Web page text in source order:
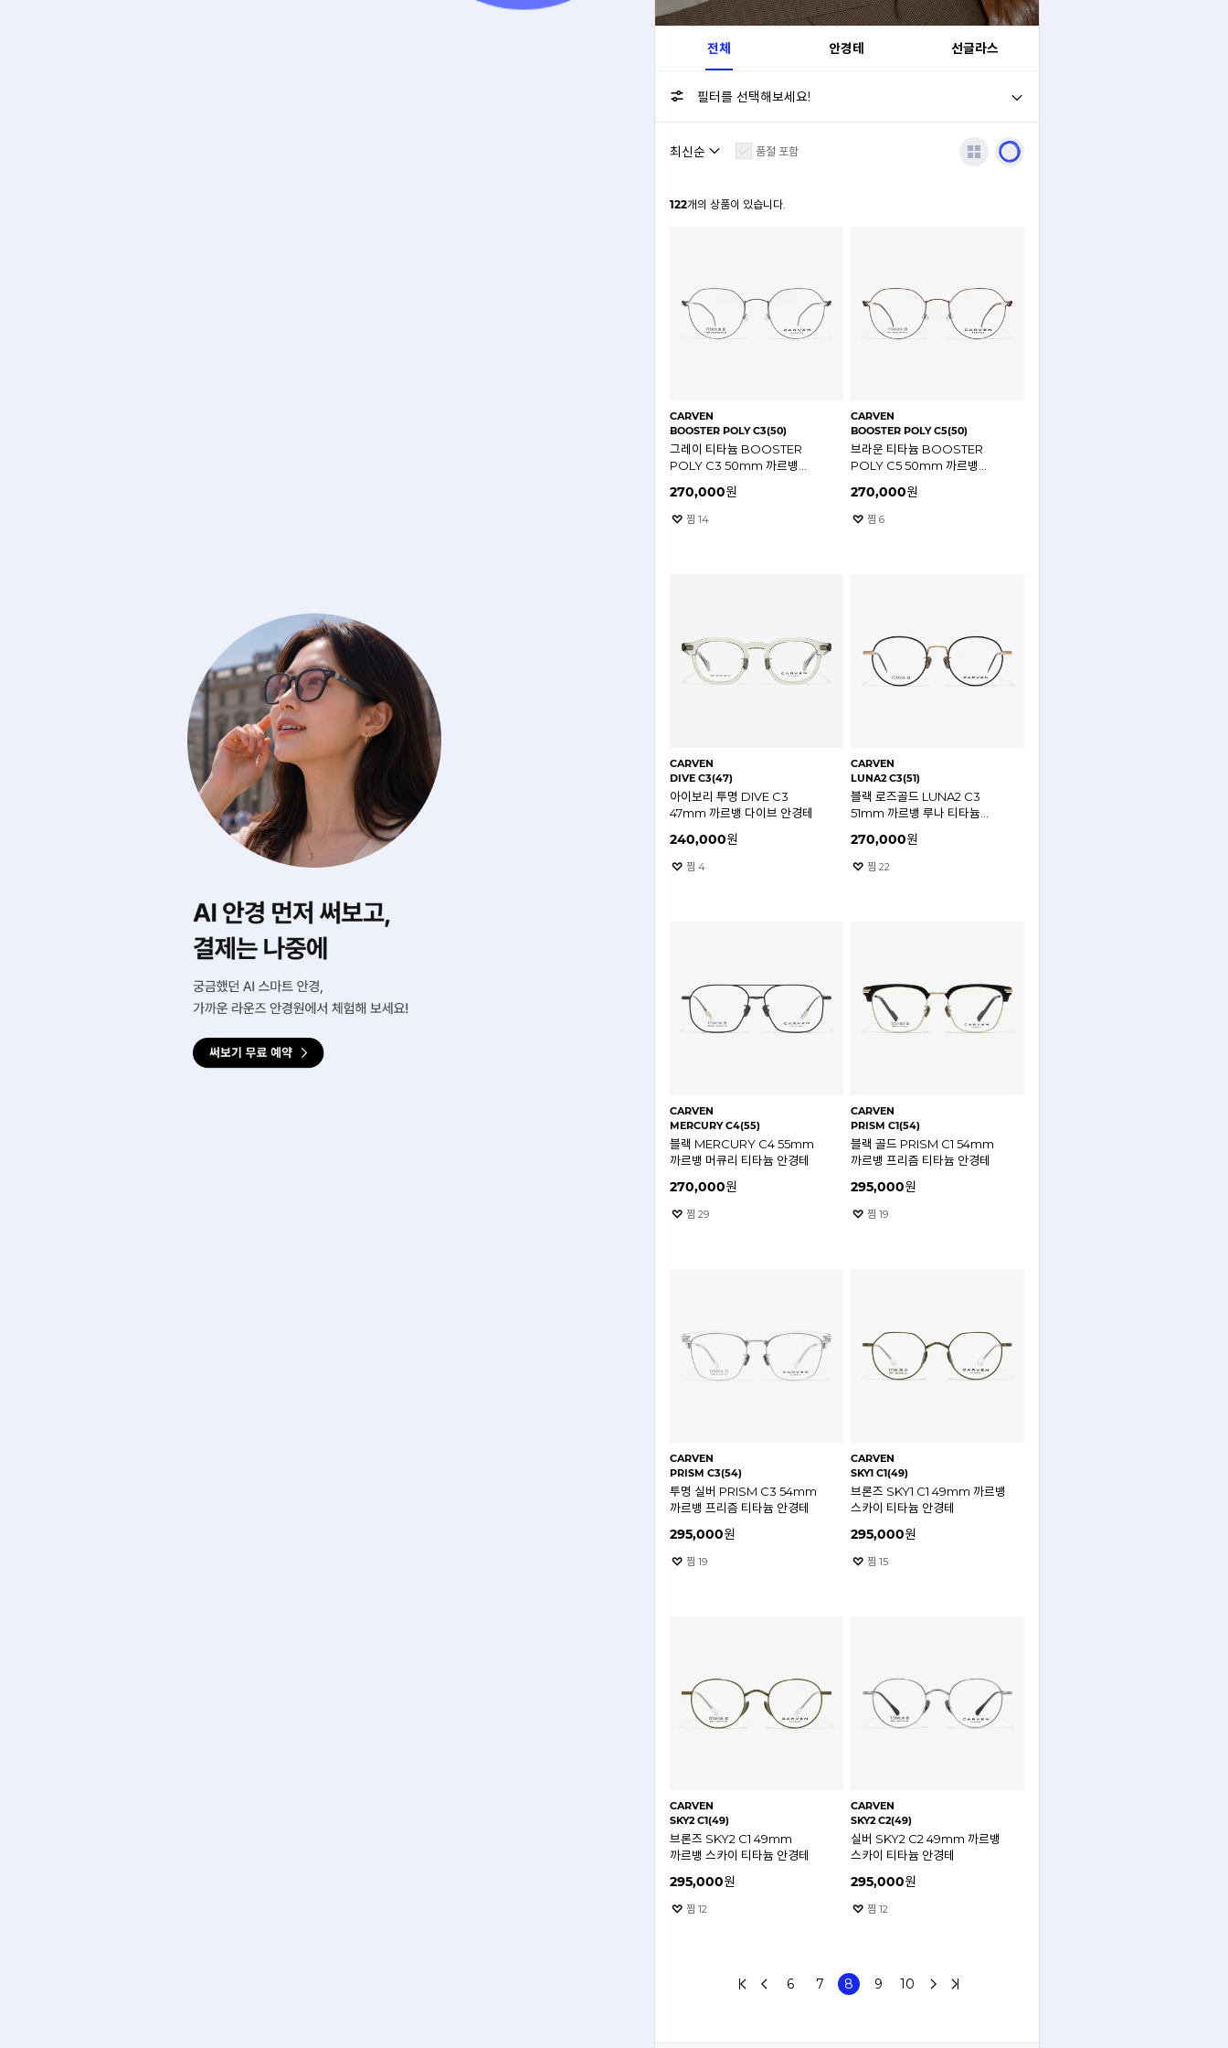
전체 안경테 선글라스
필터를 선택해보세요!
품절 포함
122개의 상품이 있습니다.
CARVEN
BOOSTER POLY C3(50)
그레이 티타늄 BOOSTER
POLY C3 50mm 까르뱅
270,000원
찜 14
CARVEN
BOOSTER POLY C5(50)
브라운 티타늄 BOOSTER
POLY C5 50mm 까르뱅
270,000원
찜 6
CARVEN
DIVE C3(47)
아이보리 투명 DIVE C3
47mm 까르뱅 다이브 안경테
240,000원
찜 4
CARVEN
LUNA2 C3(51)
블랙 로즈골드 LUNA2 C3
51mm 까르뱅 루나 티타늄
270,000원
찜 22
CARVEN
MERCURY C4(55)
블랙 MERCURY C4 55mm
까르뱅 머큐리 티타늄 안경테
270,000원
찜 29
CARVEN
PRISM C1(54)
블랙 골드 PRISM C1 54mm
까르뱅 프리즘 티타늄 안경테
295,000원
찜 19
CARVEN
PRISM C3(54)
투명 실버 PRISM C3 54mm
까르뱅 프리즘 티타늄 안경테
295,000원
찜 19
CARVEN
SKY1 C1(49)
브론즈 SKY1 C1 49mm 까르뱅
스카이 티타늄 안경테
295,000원
찜 15
CARVEN
SKY2 C1(49)
브론즈 SKY2 C1 49mm
까르뱅 스카이 티타늄 안경테
295,000원
찜 12
CARVEN
SKY2 C2(49)
실버 SKY2 C2 49mm 까르뱅
스카이 티타늄 안경테
295,000원
찜 12
6 7 8 9 10